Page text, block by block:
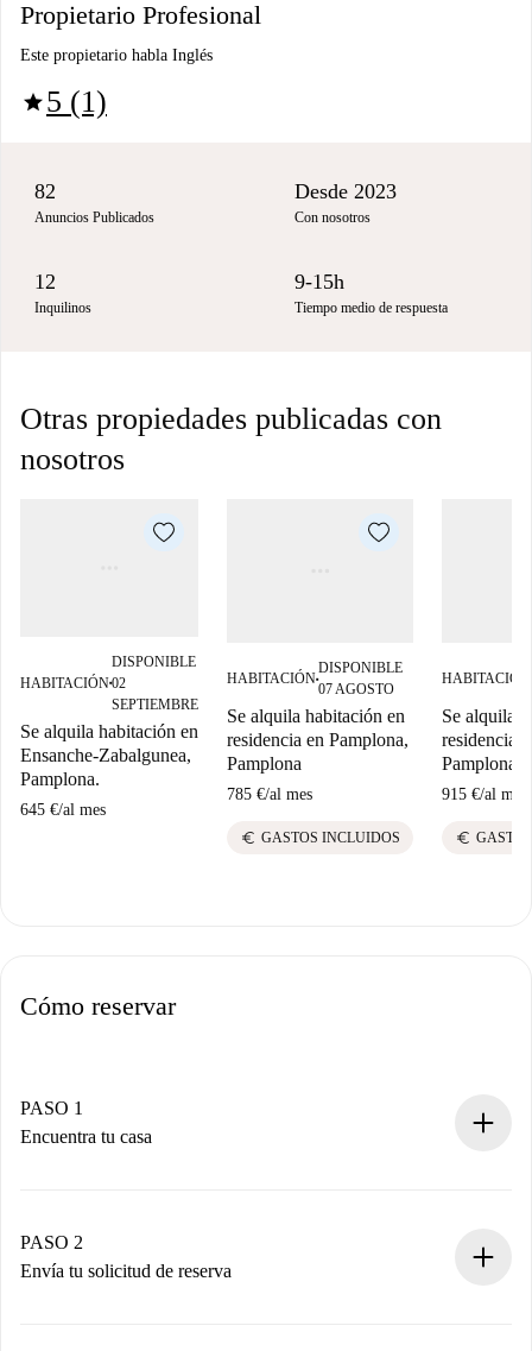
Propietario Profesional
Este propietario habla Inglés
star5 (1)
82
Anuncios Publicados
Desde 2023
Con nosotros
12
Inquilinos
9-15h
Tiempo medio de respuesta
Otras propiedades publicadas con
nosotros
HABITACIÓN■
DISPONIBLE
02
SEPTIEMBRE
Se alquila habitación en
Ensanche-Zabalgunea,
Pamplona.
645 €/al mes
HABITACIÓN■
DISPONIBLE
07 AGOSTO
Se alquila habitación en
residencia en Pamplona,
Pamplona
785 €/al mes
euro GASTOS INCLUIDOS
HABITACIÓN
Se alquila
residencia
Pamplona
915 €/al mes
euro
Cómo reservar
PASO 1
Encuentra tu casa
Tienes toda la información necesaria por adelantado.
PASO 2
Envía tu solicitud de reserva